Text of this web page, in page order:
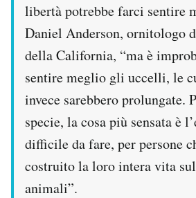
libertà potrebbe farci sentire
Daniel Anderson, ornitologo
della California, “ma è
sentire meglio gli uccelli, le
invece sarebbero prolungate.
specie, la cosa più sensata è
difficile da fare, per persone
costruito la loro intera vita
animali”.